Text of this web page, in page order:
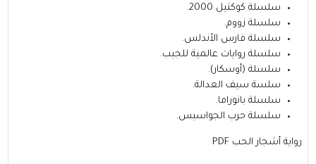
سلسلة كوكتيل 2000.
سلسلة زووم.
سلسلة فارس الأندلس.
سلسلة روايات عالمية للجيب.
سلسلة (أوسكار).
سلسة سيف العدالة.
سلسلة بانوراما.
سلسلة حرب الجواسيس.
رواية أشجار الحب PDF